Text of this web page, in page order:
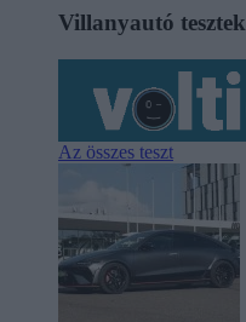
Villanyautó tesztek
Az összes teszt